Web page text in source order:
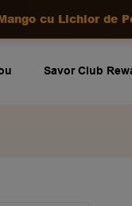
cu Lichior de
Savor Club